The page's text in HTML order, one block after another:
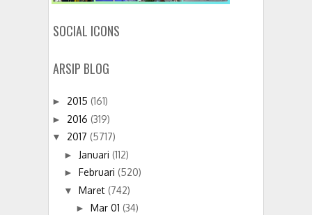
SOCIAL ICONS
ARSIP BLOG
► 2015 (161)
► 2016 (319)
▼ 2017 (5717)
► Januari (112)
► Februari (520)
▼ Maret (742)
► Mar 01 (34)